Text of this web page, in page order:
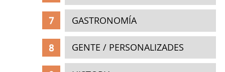
GASTRONOMÍA
GENTE / PERSONALIZADES